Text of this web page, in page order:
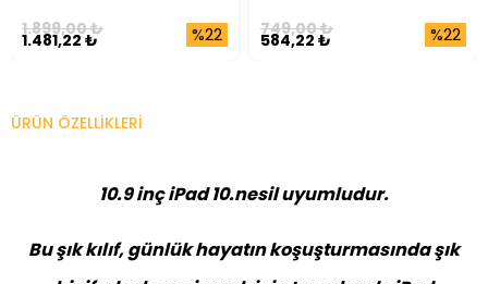
%22
1.481,22 ₺
1.899,00 ₺ %22
584,22 ₺
749,00 ₺
ÜRÜN ÖZELLIKLERI
10.9 inç iPad 10.nesil uyumludur.
Bu şık kılıf, günlük hayatın koşuşturmasında şık